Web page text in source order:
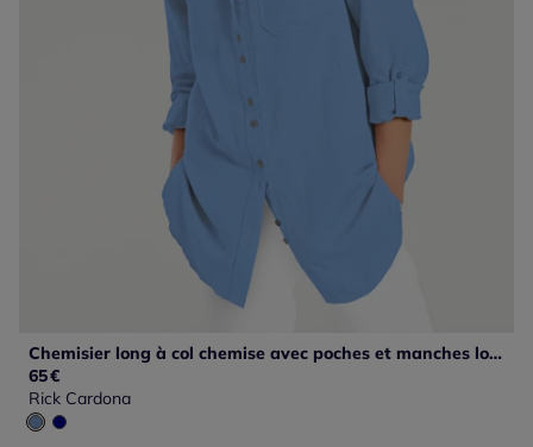
Chemisier long à col chemise avec poches et manches longues
65€
Rick Cardona